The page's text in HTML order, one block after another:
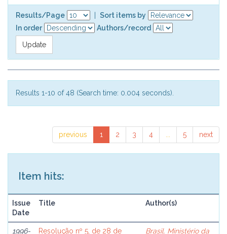
Results/Page
Sort items by
In order
Authors/record
Results 1-10 of 48 (Search time: 0.004 seconds).
previous 1 2 3 4 5 next
Item hits:
Issue
Date
Title Author(s)
1996-
Resolução nº 5, de 28 de
Brasil. Ministério da